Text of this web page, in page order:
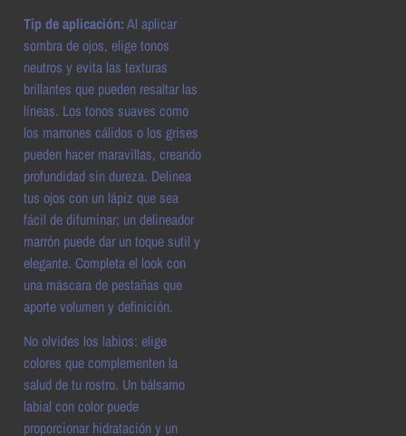
Tip de aplicación:Al aplicar
sombra de ojos, elige tonos
neutros y evita las texturas
brillantes que pueden resaltar las
líneas. Los tonos suaves como
los marrones cálidos o los grises
pueden hacer maravillas, creando
profundidad sin dureza. Delinea
tus ojos con un lápiz que sea
fácil de difuminar; un delineador
marrón puede dar un toque sutil y
elegante. Completa el look con
una máscara de pestañas que
aporte volumen y definición.
No olvides los labios: elige
colores que complementen la
salud de tu rostro. Un bálsamo
labial con color puede
proporcionar hidratación y un